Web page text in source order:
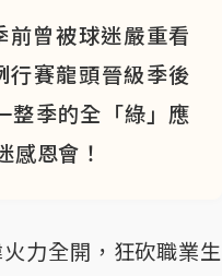
前曾被球迷嚴重看
行賽龍頭晉級季後
整季的全「綠」應
感恩會！
力全開，狂砍職業生